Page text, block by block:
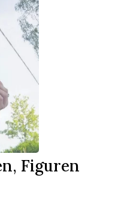
Figuren